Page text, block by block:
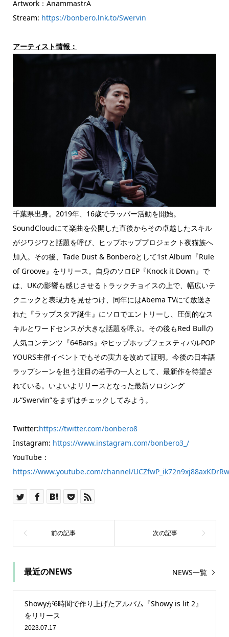
Artwork：AnammastrA
Stream: https://bonbero.lnk.to/Swervin
アーティスト情報：
千葉県出身。2019年、16歳でラッパー活動を開始。
SoundCloudにて楽曲を公開した直後からその卓越したスキル
がジワジワと話題を呼び、ヒップホッププロジェクト夜猫族へ
加入。その後、Tade Dust & Bonberoとして1st Album『Rule
of Groove』をリリース。自身のソロEP『Knock it Down』で
は、UKの影響も感じさせるトラックチョイスの上で、幅広いテ
クニックと表現力を見せつけ、同年にはAbema TVにて放送さ
れた『ラップスタア誕生』にソロでエントリーし、圧倒的なス
キルとワードセンスが大きな話題を呼ぶ。その後もRed Bullの
人気コンテンツ『64Bars』やヒップホップフェスティバルPOP
YOURS主催イベントでもその実力を改めて証明。今後の日本語
ラップシーンを担う注目の若手の一人として、最新作を待望さ
れている。いよいよリリースとなった最新ソロシング
ル“Swervin”をまずはチェックしてみよう。
Twitter:https://twitter.com/bonbero8
Instagram: https://www.instagram.com/bonbero3_/
YouTube：
https://www.youtube.com/channel/UCZfwP_ik72n9xj88axKDrRw
最近のNEWS NEWS一覧
Showyが6時間で作り上げたアルバム『Showy is lit 2』
をリリース
2023.07.17